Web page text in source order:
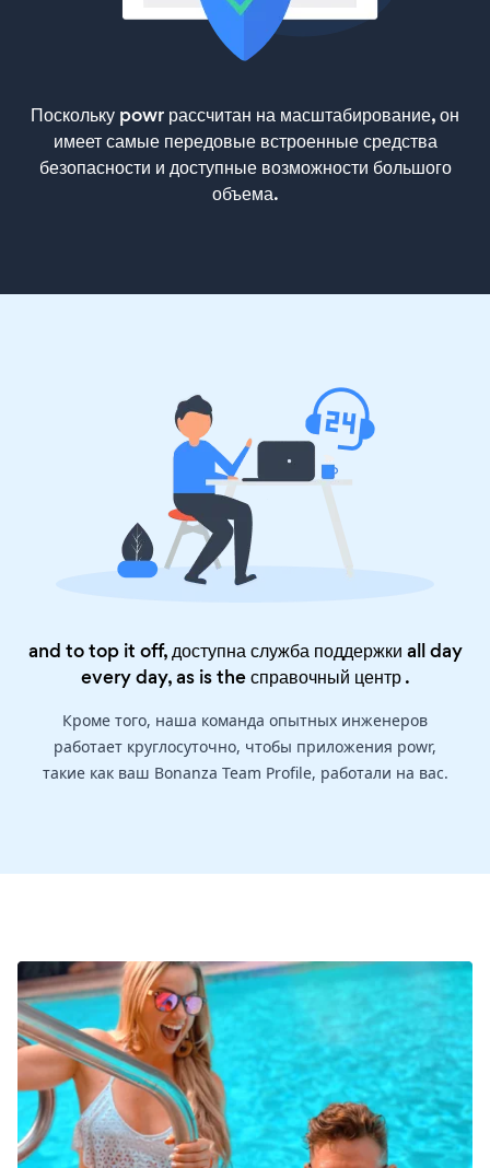
Поскольку powr рассчитан на масштабирование, он
имеет самые передовые встроенные средства
безопасности и доступные возможности большого
объема.
and to top it off, доступна служба поддержки all day
every day, as is theсправочный центр.
Кроме того, наша команда опытных инженеров
работает круглосуточно, чтобы приложения powr,
такие как ваш Bonanza Team Profile, работали на вас.